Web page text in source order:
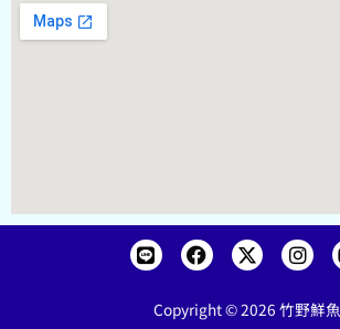
L
i
e
F
a
e
b
X
-
w
i
I
n
t
a
Copyright © 2026 竹野鮮魚